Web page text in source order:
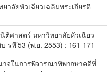
าลัยหัวเฉียวเฉลิมพระเกียรติ
ติศาสตร์ มหาวิทยาลัยหัวเฉียว
รพี’53 (พ.ย. 2553) : 161-171
าจในการพิจารณาพิพากษาคดีที่